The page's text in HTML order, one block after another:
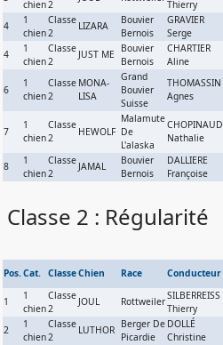
chien2
Thierry
4
1
chien
Classe
2
LIZARA
Bouvier
Bernois
GRAVIER
Serge
4
1
chien
Classe
2
JUST ME
Bouvier
Bernois
CHARTIER
Aline
6
1
chien
Classe
2
MONA-
LISA
Grand
Bouvier
Suisse
THOMASSIN
Agnes
7
1
chien
Classe
2
HEWOLF
Malamute
De
L'alaska
CHOPINAUD
Nathalie
8
1
chien
Classe
2
JAMAL
Bouvier
Bernois
DALLIERE
Françoise
Classe 2 : Régularité
Pos.Cat. ClasseChien Race Conducteur
1
1
chien
Classe
2
JOUL RottweilerSILBERREISS
Thierry
2
1
chien
Classe
2
LUTHOR Berger De
Picardie
DOLLÉ
Christine